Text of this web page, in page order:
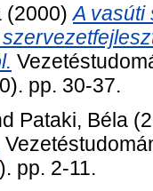
(2000)A vasúti
pp. 30-37.
Pataki, Béla
pp. 2-11.